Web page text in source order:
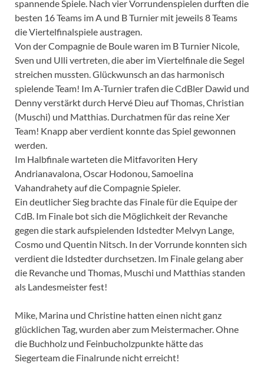
spannende Spiele. Nach vier Vorrundenspielen durften die
besten 16 Teams im A und B Turnier mit jeweils 8 Teams
die Viertelfinalspiele austragen.
Von der Compagnie de Boule waren im B Turnier Nicole,
Sven und Ulli vertreten, die aber im Viertelfinale die Segel
streichen mussten. Glückwunsch an das harmonisch
spielende Team! Im A-Turnier trafen die CdBler Dawid und
Denny verstärkt durch Hervé Dieu auf Thomas, Christian
(Muschi) und Matthias. Durchatmen für das reine Xer
Team! Knapp aber verdient konnte das Spiel gewonnen
werden.
Im Halbfinale warteten die Mitfavoriten Hery
Andrianavalona, Oscar Hodonou, Samoelina
Vahandrahety auf die Compagnie Spieler.
Ein deutlicher Sieg brachte das Finale für die Equipe der
CdB. Im Finale bot sich die Möglichkeit der Revanche
gegen die stark aufspielenden Idstedter Melvyn Lange,
Cosmo und Quentin Nitsch. In der Vorrunde konnten sich
verdient die Idstedter durchsetzen. Im Finale gelang aber
die Revanche und Thomas, Muschi und Matthias standen
als Landesmeister fest!
Mike, Marina und Christine hatten einen nicht ganz
glücklichen Tag, wurden aber zum Meistermacher. Ohne
die Buchholz und Feinbucholzpunkte hätte das
Siegerteam die Finalrunde nicht erreicht!